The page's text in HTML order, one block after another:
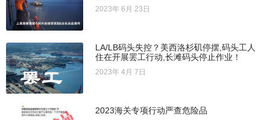
2023年 6月 23日
LA/LB码头失控？美西洛杉矶停摆,码头工人
住在开展罢工行动,长滩码头停止作业！
2023年 4月 7日
2023海关专项行动严查危险品